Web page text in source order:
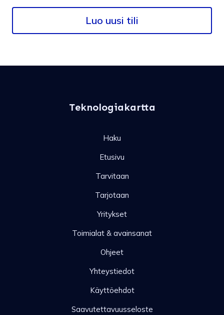
Luo uusi tili
Teknologiakartta
Haku
Etusivu
Tarvitaan
Tarjotaan
Yritykset
Toimialat & avainsanat
Ohjeet
Yhteystiedot
Käyttöehdot
Saavutettavuusseloste